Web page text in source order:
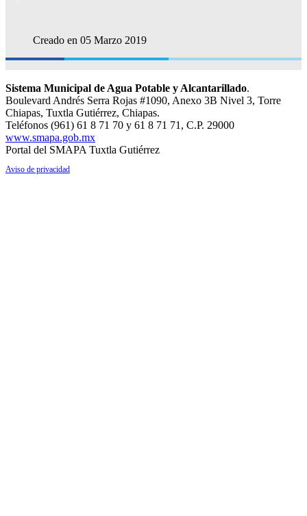
Creado en 05 Marzo 2019
Sistema Municipal de Agua Potable y Alcantarillado.
Boulevard Andrés Serra Rojas #1090, Anexo 3B Nivel 3, Torre
Chiapas, Tuxtla Gutiérrez, Chiapas.
Teléfonos (961) 61 8 71 70 y 61 8 71 71, C.P. 29000
www.smapa.gob.mx
Portal del SMAPA Tuxtla Gutiérrez
Aviso de privacidad